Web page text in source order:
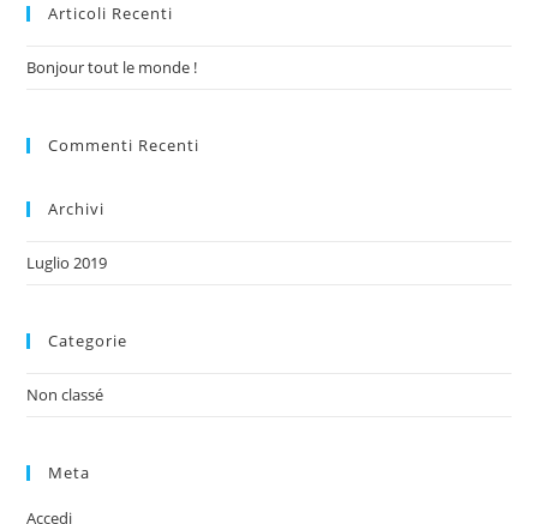
Articoli Recenti
Bonjour tout le monde !
Commenti Recenti
Archivi
Luglio 2019
Categorie
Non classé
Meta
Accedi